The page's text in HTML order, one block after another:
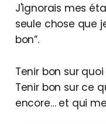
J'ignorais mes
seule chose que
bon”.
Tenir bon sur
Tenir bon sur ce
encore… et qui